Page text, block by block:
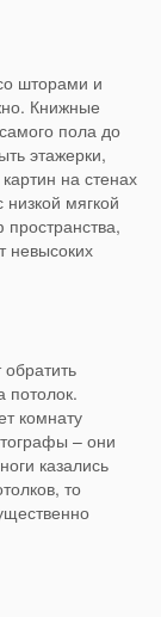
шторами и
Книжные
пола до
этажерки,
на стенах
мягкой
невысоких
потолок.
комнату
– они
казались
то